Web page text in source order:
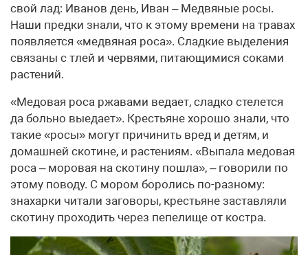
свой лад: Иванов день, Иван – Медвяные росы.
Наши предки знали, что к этому времени на травах
появляется «медвяная роса». Сладкие выделения
связаны с тлей и червями, питающимися соками
растений.
«Медовая роса ржавами ведает, сладко стелется
да больно выедает». Крестьяне хорошо знали, что
такие «росы» могут причинить вред и детям, и
домашней скотине, и растениям. «Выпала медовая
роса – моровая на скотину пошла», – говорили по
этому поводу. С мором боролись по-разному:
знахарки читали заговоры, крестьяне заставляли
скотину проходить через пепелище от костра.